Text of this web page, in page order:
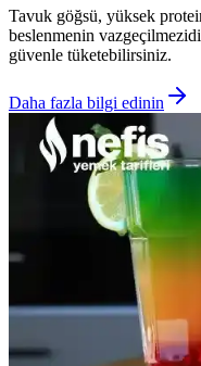
Tavuk göğsü, yüksek
beslenmenin
güvenle tüketebilirsiniz.
Daha fazla bilgi edinin